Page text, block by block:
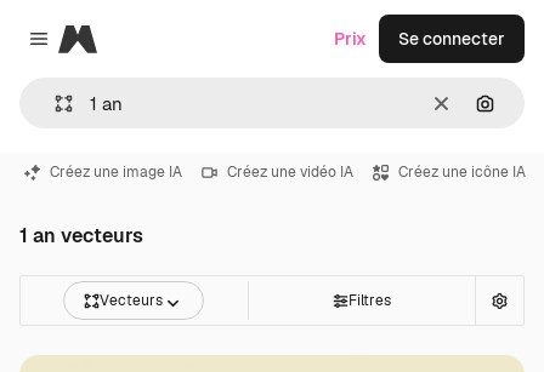
Close menu
Magnific
Effacer
Prix Se connecter
Créez une image IA Créez une vidéo IA Créez une icône IA
1 an vecteurs
Vecteurs Filtres